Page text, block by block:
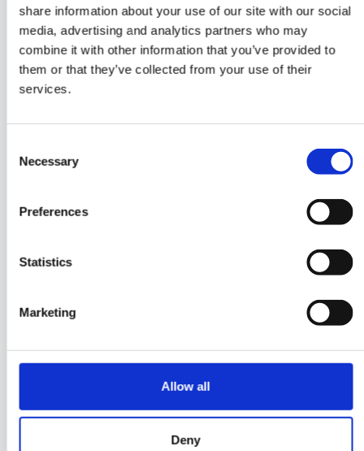
share information about your use of our site with our social
media, advertising and analytics partners who may
combine it with other information that you’ve provided to
them or that they’ve collected from your use of their
services.
Selection
Necessary
Preferences
Statistics
Marketing
Allow all
Deny
services gérés A2P SMS.
Intégration simple et sans difficulté
très facile à déployer.
Une analyse experte et honnête est fournie
SMS, ainsi que des recommandations pour
Réservez une consultation
gratuite